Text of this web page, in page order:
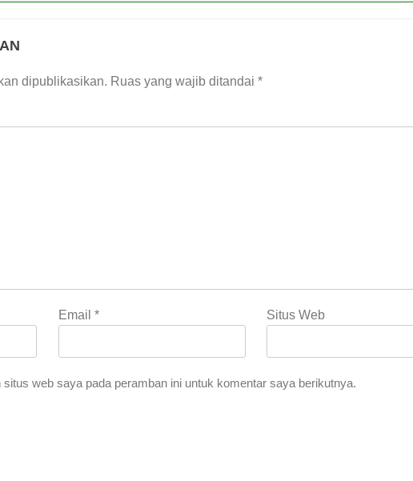
dipublikasikan. Ruas yang wajib ditandai *
Email * Situs Web
web saya pada peramban ini untuk komentar saya berikutnya.